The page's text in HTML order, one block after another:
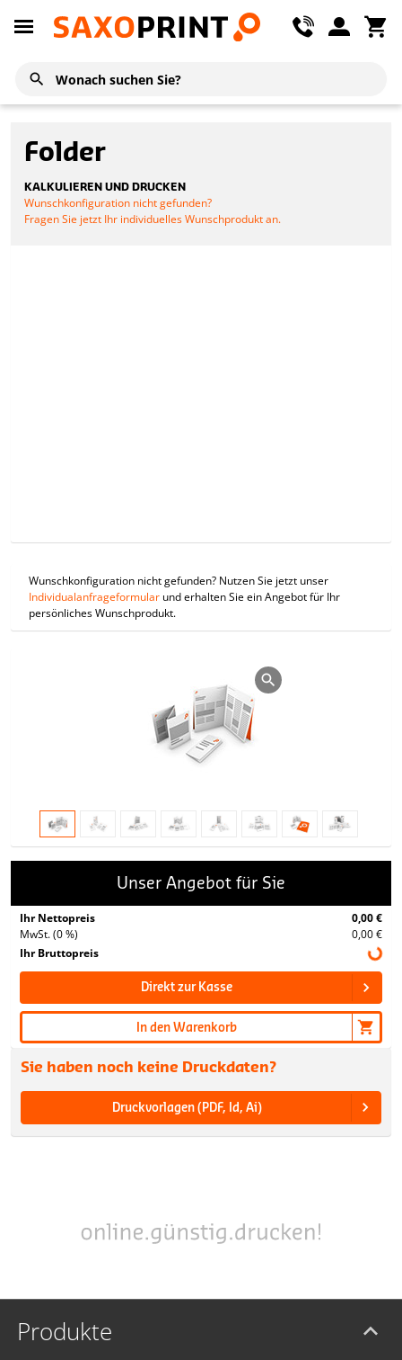
Folder
KALKULIEREN UND DRUCKEN
Wunschkonfiguration nicht gefunden?
Fragen Sie jetzt Ihr individuelles Wunschprodukt an.
Wunschkonfiguration nicht gefunden? Nutzen Sie jetzt unser
Individualanfrageformular und erhalten Sie ein Angebot für Ihr
persönliches Wunschprodukt.
Unser Angebot für Sie
Ihr Nettopreis
0,00 €
MwSt. (0 %)
0,00 €
Ihr Bruttopreis
Direkt zur Kasse
In den Warenkorb
Sie haben noch keine Druckdaten?
Druckvorlagen (PDF, Id, Ai)
Produkte